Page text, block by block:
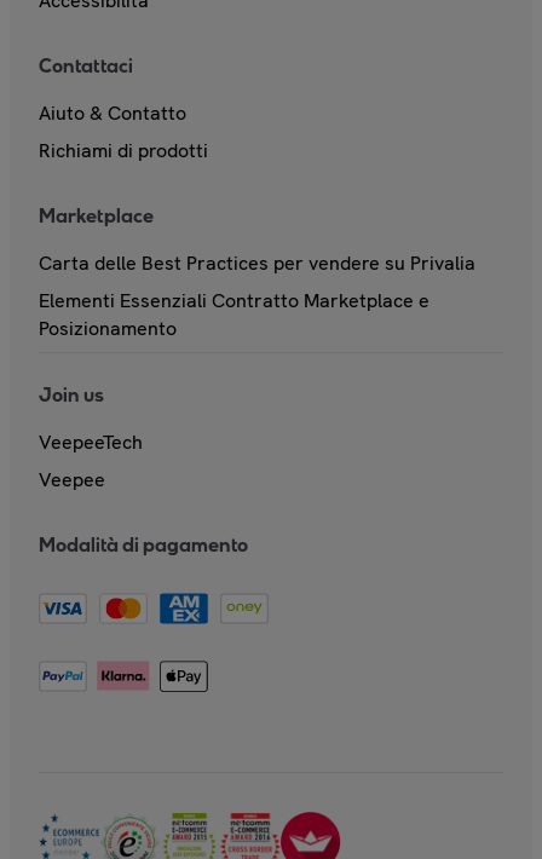
Contattaci
Aiuto & Contatto
Richiami di prodotti
Marketplace
Carta delle Best Practices per vendere su Privalia
Elementi Essenziali Contratto Marketplace e
Posizionamento
Join us
VeepeeTech
Veepee
Modalità di pagamento